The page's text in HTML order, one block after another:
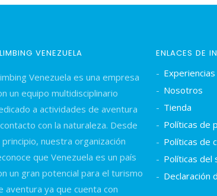
VENEZUELA
Venezuela es una empresa
un equipo multidisciplinario
a actividades de aventura
con la naturaleza. Desde
principio, nuestra organización
que Venezuela es un país
un gran potencial para el turismo
aventura ya que cuenta con
ENLACES DE
Experiencias
Nosotros
Tienda
Políticas de
Políticas de
Políticas del
Declaración